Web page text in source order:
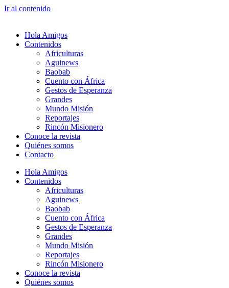
Ir al contenido
Hola Amigos
Contenidos
Africulturas
Aguinews
Baobab
Cuento con África
Gestos de Esperanza
Grandes
Mundo Misión
Reportajes
Rincón Misionero
Conoce la revista
Quiénes somos
Contacto
Hola Amigos
Contenidos
Africulturas
Aguinews
Baobab
Cuento con África
Gestos de Esperanza
Grandes
Mundo Misión
Reportajes
Rincón Misionero
Conoce la revista
Quiénes somos